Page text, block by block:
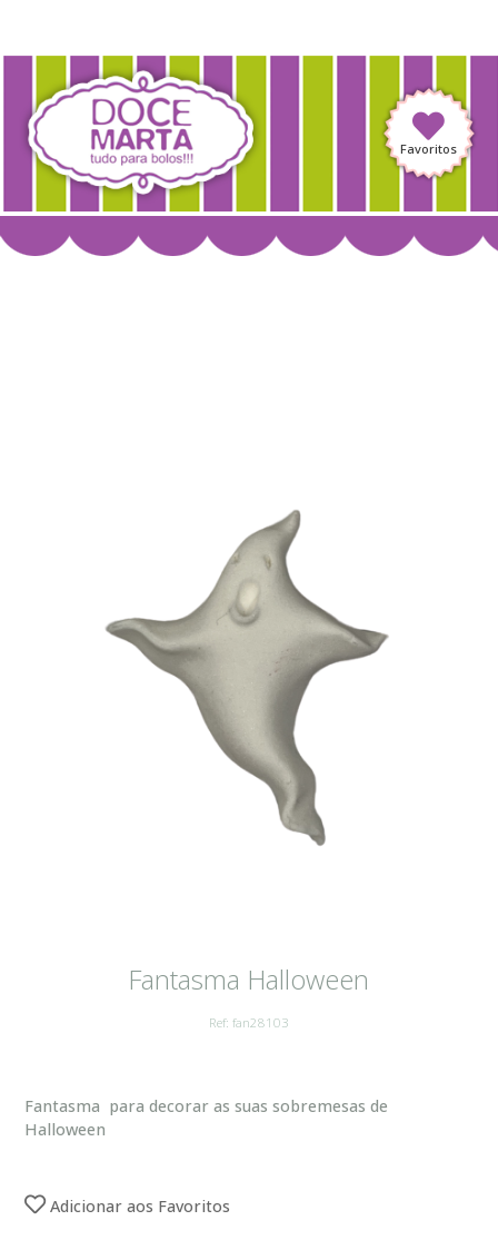
Favoritos
Fantasma Halloween
Ref: fan28103
Fantasma para decorar as suas sobremesas de
Halloween
Adicionar aos Favoritos